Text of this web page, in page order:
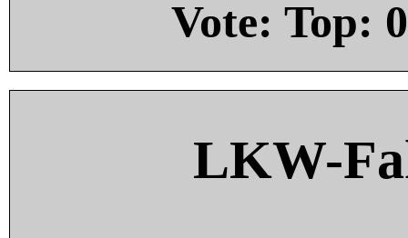
Vote: Top: 0
LKW-